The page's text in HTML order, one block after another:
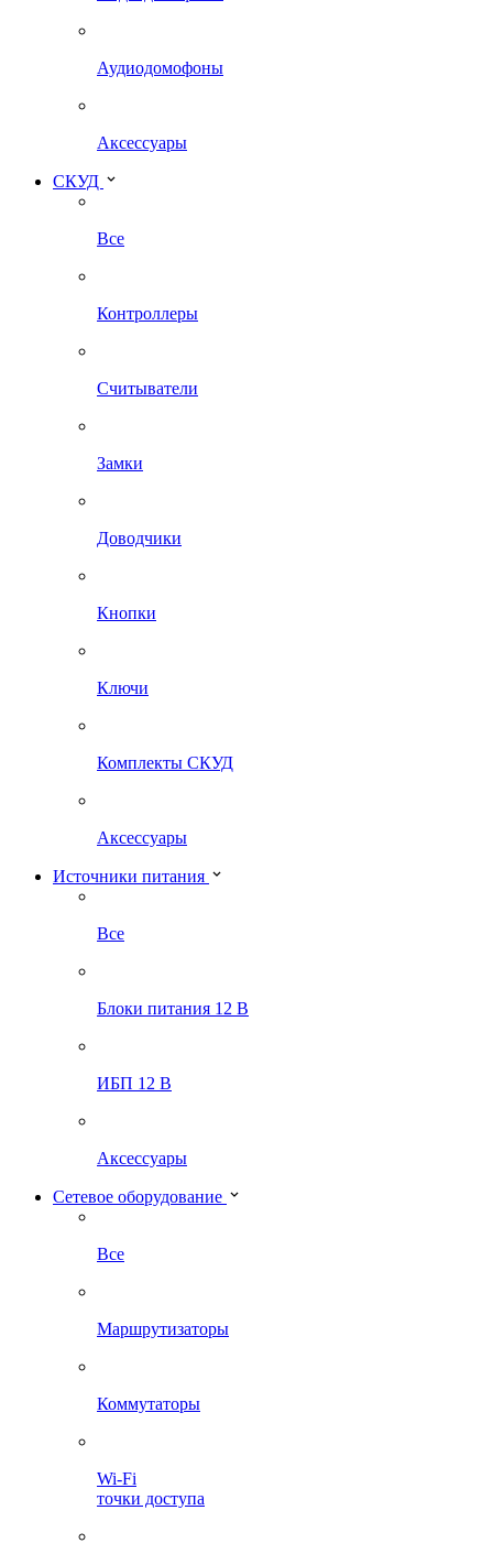
Аудиодомофоны
Аксессуары
СКУД
Все
Контроллеры
Считыватели
Замки
Доводчики
Кнопки
Ключи
Комплекты СКУД
Аксессуары
Источники питания
Все
Блоки питания 12 В
ИБП 12 В
Аксессуары
Сетевое оборудование
Все
Маршрутизаторы
Коммутаторы
Wi-Fi
точки доступа